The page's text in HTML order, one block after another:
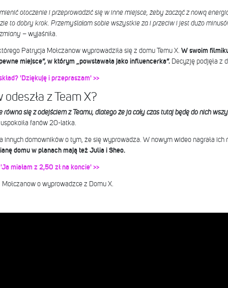
otoczenie i przeprowadzić się w inne miejsce, żeby zacząć z nową
to dobry krok. Przemyślałam sobie wszystkie za i przeciw i jest dużo
– wyjaśniła.
Patrycja Mołczanow wyprowadziła się z domu Temu X. W swoim
miejsce”, w którym „powstawała jako influencerka”.Decyzję podjęła z
'Dziękuję i przepraszam' >>
z Team X?
się z odejściem z Teamu, dlatego że ja cały czas tutaj będę do nich
fanów 20-latka.
innych domowników o tym, że się wyprowadza. W nowym wideo nagrała ich
domu w planach mają też Julia i Sheo.
miałam z 2,50 zł na koncie' >>
o wyprowadzce z Domu X.